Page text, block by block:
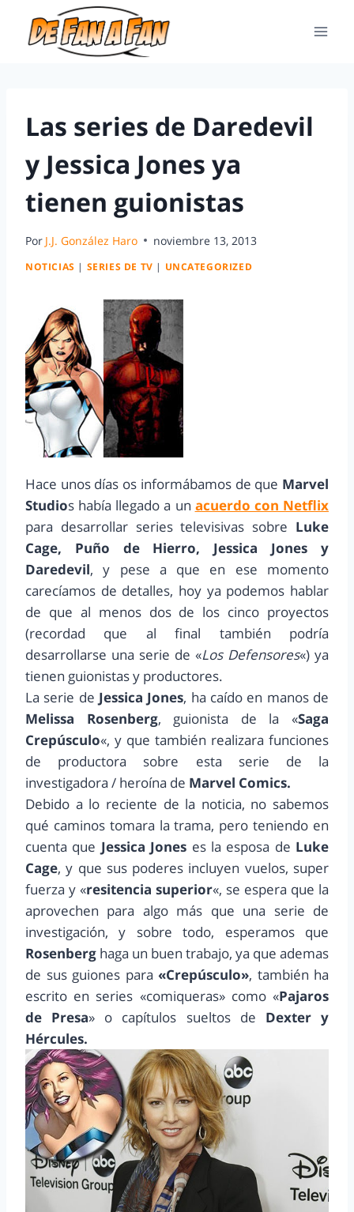
Las series de Daredevil
y Jessica Jones ya
tienen guionistas
Por J.J. González Haro noviembre 13, 2013
NOTICIAS | SERIES DE TV | UNCATEGORIZED
Hace unos días os informábamos de que Marvel
Studios había llegado a un acuerdo con Netflix
para desarrollar series televisivas sobre Luke
Cage, Puño de Hierro, Jessica Jones y
Daredevil, y pese a que en ese momento
carecíamos de detalles, hoy ya podemos hablar
de que al menos dos de los cinco proyectos
(recordad que al final también podría
desarrollarse una serie de «Los Defensores«) ya
tienen guionistas y productores.
La serie de Jessica Jones, ha caído en manos de
Melissa Rosenberg, guionista de la «Saga
Crepúsculo«, y que también realizara funciones
de productora sobre esta serie de la
investigadora / heroína de Marvel Comics.
Debido a lo reciente de la noticia, no sabemos
qué caminos tomara la trama, pero teniendo en
cuenta que Jessica Jones es la esposa de Luke
Cage, y que sus poderes incluyen vuelos, super
fuerza y «resitencia superior«, se espera que la
aprovechen para algo más que una serie de
investigación, y sobre todo, esperamos que
Rosenberg haga un buen trabajo, ya que ademas
de sus guiones para «Crepúsculo», también ha
escrito en series «comiqueras» como «Pajaros
de Presa» o capítulos sueltos de Dexter y
Hércules.